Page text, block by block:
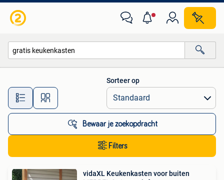
Alle afstanden…
Sorteer op
Bewaar je zoekopdracht
Filters
vidaXL Keukenkasten voor buiten